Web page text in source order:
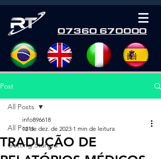
07360 670000
Post
All Posts
Getting Started
All Posts
TRADUÇÃO DE
info896618
12 de dez. de 2023 1 min de leitura